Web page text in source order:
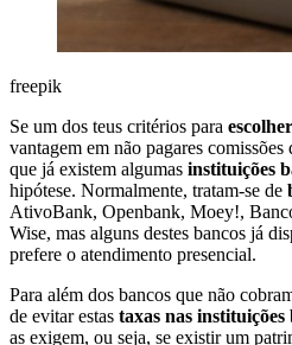
freepik
Se um dos teus critérios para
vantagem em não pagares
que já existem algumas instituições
hipótese. Normalmente, tratam-se de
AtivoBank, Openbank, Moey!,
Wise, mas alguns destes bancos já
prefere o atendimento presencial.
Para além dos bancos que não
de evitar estas taxas nas instituições
as exigem, ou seja, se existir um